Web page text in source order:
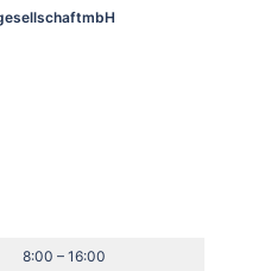
8:00 – 16:00